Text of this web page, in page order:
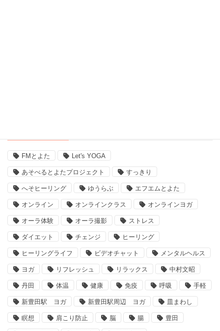
FMとよた Let's YOGA
あそべるとよたプロジェクト すっきり
へそヒーリング ゆうらぶ エフエムとよた
オンライン オンラインクラス オンラインヨガ
オーラ体験 オーラ撮影 ストレス
ダイエット チェンジ ヒーリング
ヒーリングライフ ビデオチャット メンタルヘルス
ヨガ リフレッシュ リラックス 中村文昭
丹田 体温 健康 免疫 呼吸 手軽
新豊田駅 ヨガ 新豊田駅周辺 ヨガ 皿まわし
瞑想 肩こり防止 脳 腸 豊田